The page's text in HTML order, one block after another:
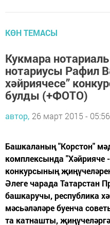
КӨН ТЕМАСЫ
Кукмара
нотариусы Рафил
хәйриячесе”
булды (+ФОТО)
автор, 26 март 2015 - 05:56
Башкаланың "Корстон"
комплексында "Хәйрияче
конкурсының
Әлеге чарада Татарстан
башкаручы, республика
мәсьәләләре буенча
та катнашты,